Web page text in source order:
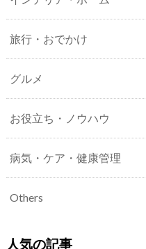
旅行・おでかけ
グルメ
お役立ち・ノウハウ
病気・ケア・健康管理
Others
人気の記事